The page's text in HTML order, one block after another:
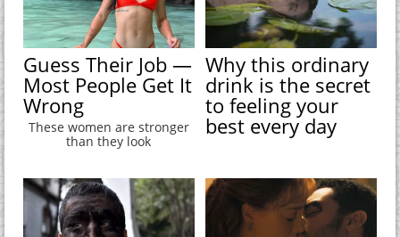
Guess Their Job —
Most People Get It
Wrong
These women are stronger
than they look
Why this ordinary
drink is the secret
to feeling your
best every day